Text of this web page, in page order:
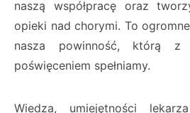
naszą współpracę oraz
opieki nad chorymi. To
nasza powinność, którą z
poświęceniem spełniamy.
Wiedza, umiejętności